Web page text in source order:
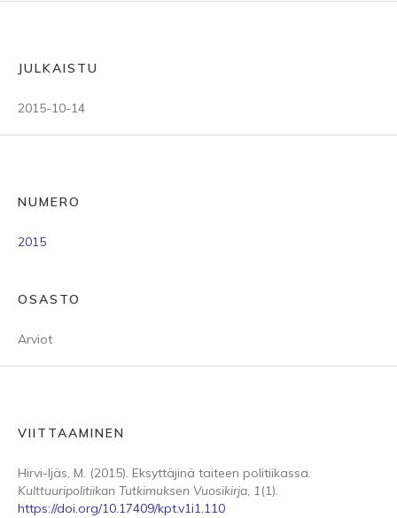
JULKAISTU
2015-10-14
NUMERO
2015
OSASTO
Arviot
VIITTAAMINEN
Hirvi-Ijäs, M. (2015). Eksyttäjinä taiteen politiikassa.
Kulttuuripolitiikan Tutkimuksen Vuosikirja, 1(1).
https://doi.org/10.17409/kpt.v1i1.110